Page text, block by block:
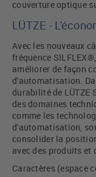
couverture optique
LÜTZE -
Avec les nouveaux
fréquence
améliorer de façon
d'automatisation.
durabilité de LÜTZE
des domaines
comme les
d'automatisation,
consolider la
avec des produits et
Caractères (espace